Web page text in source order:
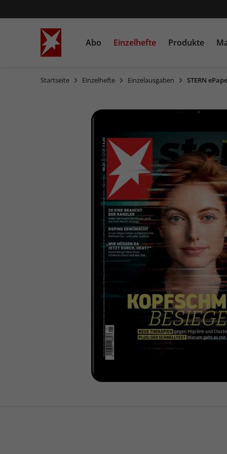
Abo Einzelhefte Produkte
Startseite Einzelhefte Einzelausgaben STERN